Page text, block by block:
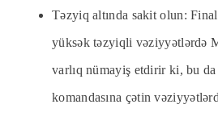
Təzyiq altında sakit olun:
yüksək təzyiqli vəziyyətlərdə
varlıq nümayiş etdirir ki, bu
komandasına çətin